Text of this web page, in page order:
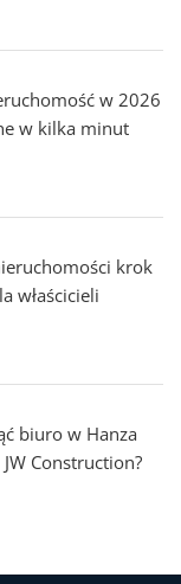
w 2026
w kilka minut
krok
właścicieli
biuro w Hanza
Construction?